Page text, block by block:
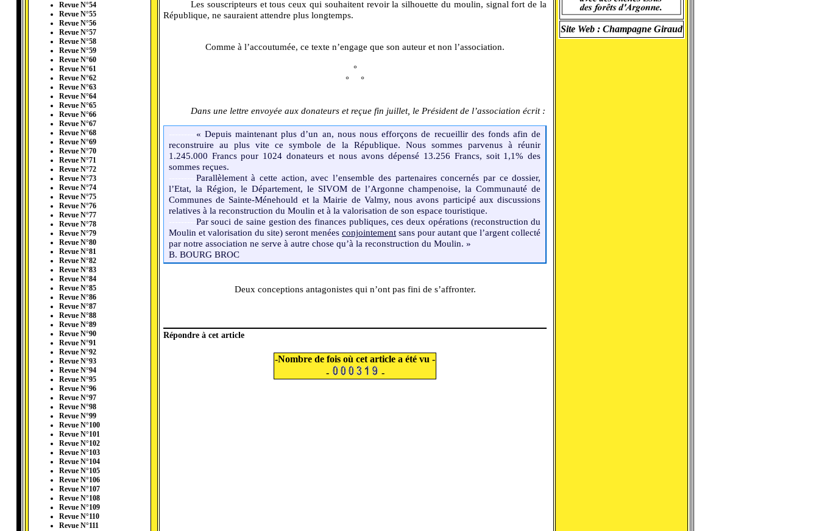
Revue N°54
Revue N°55
Revue N°56
Revue N°57
Revue N°58
Revue N°59
Revue N°60
Revue N°61
Revue N°62
Revue N°63
Revue N°64
Revue N°65
Revue N°66
Revue N°67
Revue N°68
Revue N°69
Revue N°70
Revue N°71
Revue N°72
Revue N°73
Revue N°74
Revue N°75
Revue N°76
Revue N°77
Revue N°78
Revue N°79
Revue N°80
Revue N°81
Revue N°82
Revue N°83
Revue N°84
Revue N°85
Revue N°86
Revue N°87
Revue N°88
Revue N°89
Revue N°90
Revue N°91
Revue N°92
Revue N°93
Revue N°94
Revue N°95
Revue N°96
Revue N°97
Revue N°98
Revue N°99
Revue N°100
Revue N°101
Revue N°102
Revue N°103
Revue N°104
Revue N°105
Revue N°106
Revue N°107
Revue N°108
Revue N°109
Revue N°110
Revue N°111
Les souscripteurs et tous ceux qui souhaitent revoir la silhouette du moulin, signal fort de la
République, ne sauraient attendre plus longtemps.
Comme à l’accoutumée, ce texte n’engage que son auteur et non l’association.
°
°
°
Dans une lettre envoyée aux donateurs et reçue fin juillet, le Président de l’association écrit :
« Depuis maintenant plus d’un an, nous nous efforçons de recueillir des fonds afin de
reconstruire au plus vite ce symbole de la République. Nous sommes parvenus à réunir
1.245.000 Francs pour 1024 donateurs et nous avons dépensé 13.256 Francs, soit 1,1% des
sommes reçues.
Parallèlement à cette action, avec l’ensemble des partenaires concernés par ce dossier,
l’Etat, la Région, le Département, le SIVOM de l’Argonne champenoise, la Communauté de
Communes de Sainte-Ménehould et la Mairie de Valmy, nous avons participé aux discussions
relatives à la reconstruction du Moulin et à la valorisation de son espace touristique.
Par souci de saine gestion des finances publiques, ces deux opérations (reconstruction du
Moulin et valorisation du site) seront menéesconjointement sans pour autant que l’argent collecté
par notre association ne serve à autre chose qu’à la reconstruction du Moulin. »
B. BOURG BROC
Deux conceptions antagonistes qui n’ont pas fini de s’affronter.
Répondre à cet article
-Nombre de fois où cet article a été vu -
-
-
Site Web : Champagne Giraud